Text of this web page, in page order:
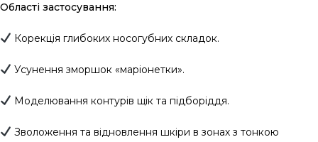
Області застосування:
Корекція глибоких носогубних складок.
Усунення зморшок «маріонетки».
Моделювання контурів щік та підборіддя.
Зволоження та відновлення шкіри в зонах з тонкою